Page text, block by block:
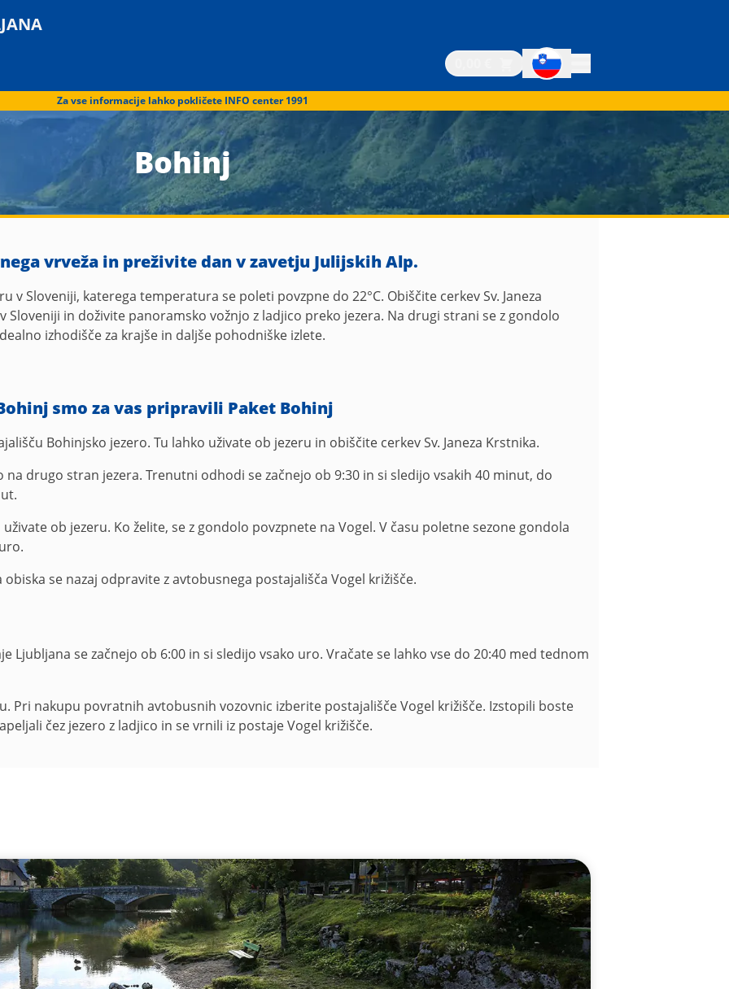
Za vse informacije lahko pokličete INFO center 1991
Bohinj
vrveža in preživite dan v zavetju Julijskih Alp.
v Sloveniji, katerega temperatura se poleti povzpne do 22°C. Obiščite cerkev Sv. Janeza
Sloveniji in doživite panoramsko vožnjo z ladjico preko jezera. Na drugi strani se z gondolo
izhodišče za krajše in daljše pohodniške izlete.
smo za vas pripravili Paket Bohinj
Bohinjsko jezero. Tu lahko uživate ob jezeru in obiščite cerkev Sv. Janeza Krstnika.
drugo stran jezera. Trenutni odhodi se začnejo ob 9:30 in si sledijo vsakih 40 minut, do
ob jezeru. Ko želite, se z gondolo povzpnete na Vogel. V času poletne sezone gondola
se nazaj odpravite z avtobusnega postajališča Vogel križišče.
Ljubljana se začnejo ob 6:00 in si sledijo vsako uro. Vračate se lahko vse do 20:40 med tednom
Pri nakupu povratnih avtobusnih vozovnic izberite postajališče Vogel križišče. Izstopili boste
čez jezero z ladjico in se vrnili iz postaje Vogel križišče.